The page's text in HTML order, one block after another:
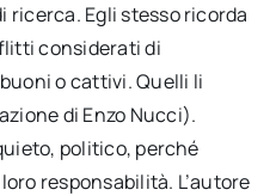
Egli stesso ricorda
considerati di
o cattivi. Quelli li
di Enzo Nucci).
politico, perché
responsabilità. L’autore